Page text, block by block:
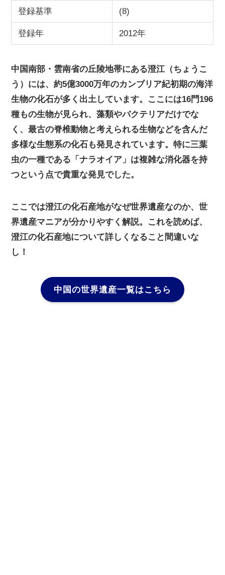
登録基準 (8)
登録年 2012年
中国南部・雲南省の丘陵地帯にある澄江（ちょうこ
う）には、約5億3000万年のカンブリア紀初期の海洋
生物の化石が多く出土しています。ここには16門196
種もの生物が見られ、藻類やバクテリアだけでな
く、最古の脊椎動物と考えられる生物などを含んだ
多様な生態系の化石も発見されています。特に三葉
虫の一種である「ナラオイア」は複雑な消化器を持
つという点で貴重な発見でした。
ここでは澄江の化石産地がなぜ世界遺産なのか、世
界遺産マニアが分かりやすく解説。これを読めば、
澄江の化石産地について詳しくなること間違いな
し！
中国の世界遺産一覧はこちら